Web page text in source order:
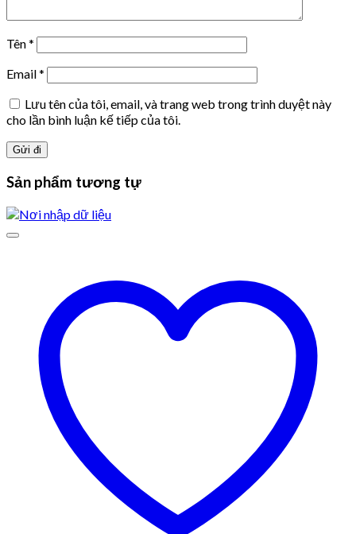
Tên*
Email*
Lưu tên của tôi, email, và trang web trong trình duyệt này
cho lần bình luận kế tiếp của tôi.
Sản phẩm tương tự